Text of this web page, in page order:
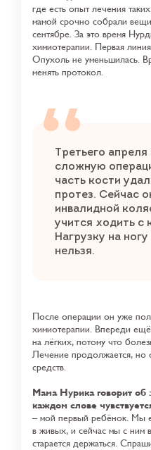
где есть опыт лечения
мамой срочно собрали
сентябре. За это время
химиотерапии. Первая
Опухоль не уменьшилась.
менять протокол.
Третьего
сложную
часть кости
протез. Сейчас
инвалидной
учится ходить с
Нагрузку на
нельзя.
После операции он уже
химиотерапии. Впереди
на лёгких, потому что
Лечение продолжается, но
средств.
Мама Нурика говорит об
каждом слове
– мой первый ребёнок. Мы
в живых, и сейчас мы с ним
старается держаться.